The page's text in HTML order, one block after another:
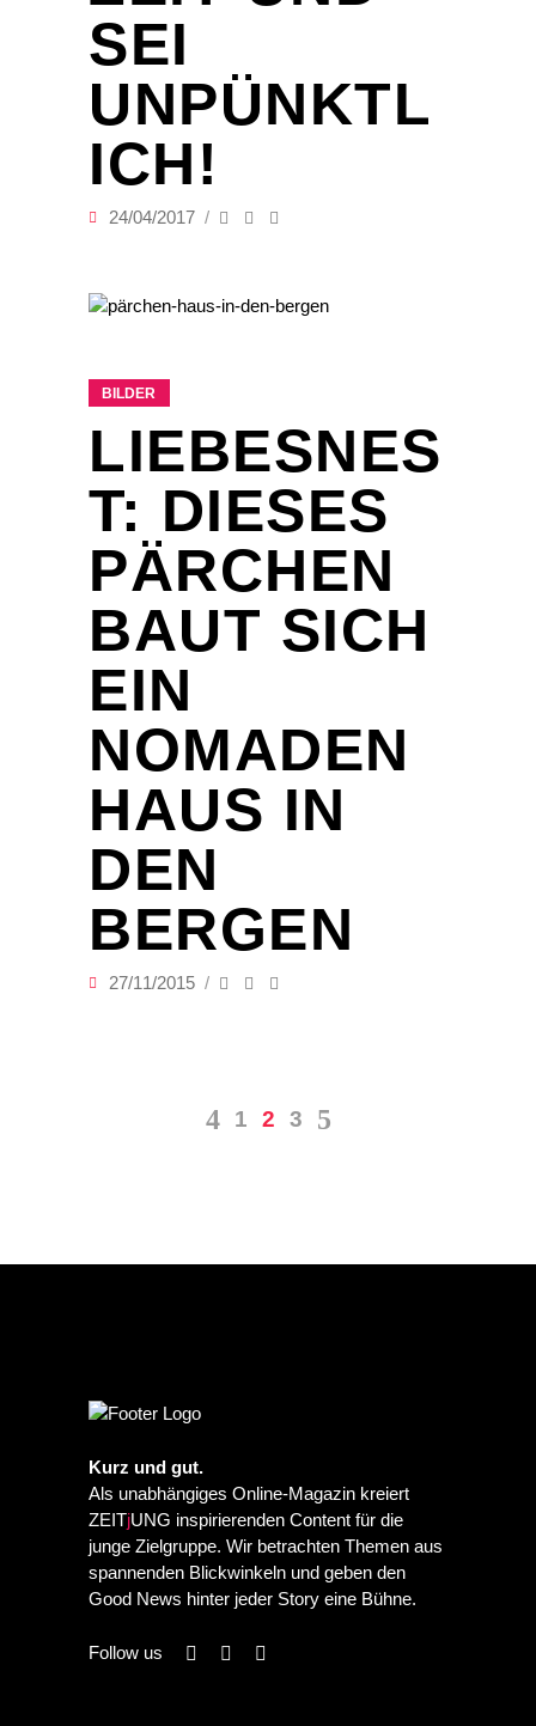
SEI
UNPÜNKTL
ICH!
24/04/2017
BILDER
LIEBESNES
T: DIESES
PÄRCHEN
BAUT SICH
EIN
NOMADEN
HAUS IN
DEN
BERGEN
27/11/2015
1 2 3
Kurz und gut.
Als unabhängiges Online-Magazin kreiert
ZEITjUNG inspirierenden Content für die
junge Zielgruppe. Wir betrachten Themen aus
spannenden Blickwinkeln und geben den
Good News hinter jeder Story eine Bühne.
Follow us